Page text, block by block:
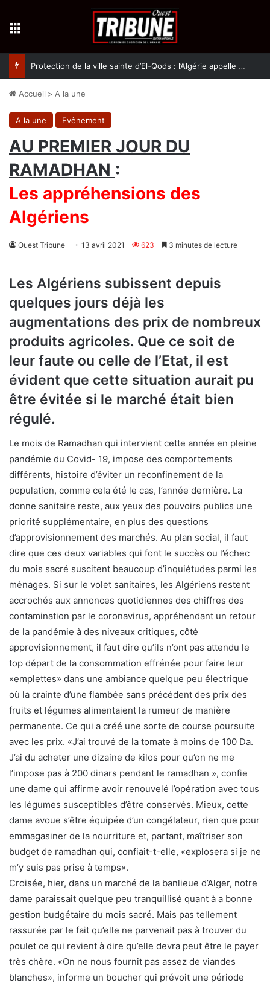
Protection de la ville sainte d’El-Qods : l’Algérie appelle à une action collective
Accueil > A la une
A la une Evênement
AU PREMIER JOUR DU
RAMADHAN :
Les appréhensions des
Algériens
Ouest Tribune 13 avril 2021 623 3 minutes de lecture
Les Algériens subissent depuis
quelques jours déjà les
augmentations des prix de nombreux
produits agricoles. Que ce soit de
leur faute ou celle de l’Etat, il est
évident que cette situation aurait pu
être évitée si le marché était bien
régulé.
Le mois de Ramadhan qui intervient cette année en pleine
pandémie du Covid- 19, impose des comportements
différents, histoire d’éviter un reconfinement de la
population, comme cela été le cas, l’année dernière. La
donne sanitaire reste, aux yeux des pouvoirs publics une
priorité supplémentaire, en plus des questions
d’approvisionnement des marchés. Au plan social, il faut
dire que ces deux variables qui font le succès ou l’échec
du mois sacré suscitent beaucoup d’inquiétudes parmi les
ménages. Si sur le volet sanitaires, les Algériens restent
accrochés aux annonces quotidiennes des chiffres des
contamination par le coronavirus, appréhendant un retour
de la pandémie à des niveaux critiques, côté
approvisionnement, il faut dire qu’ils n’ont pas attendu le
top départ de la consommation effrénée pour faire leur
«emplettes» dans une ambiance quelque peu électrique
où la crainte d’une flambée sans précédent des prix des
fruits et légumes alimentaient la rumeur de manière
permanente. Ce qui a créé une sorte de course poursuite
avec les prix. «J’ai trouvé de la tomate à moins de 100 Da.
J’ai du acheter une dizaine de kilos pour qu’on ne me
l’impose pas à 200 dinars pendant le ramadhan », confie
une dame qui affirme avoir renouvelé l’opération avec tous
les légumes susceptibles d’être conservés. Mieux, cette
dame avoue s’être équipée d’un congélateur, rien que pour
emmagasiner de la nourriture et, partant, maîtriser son
budget de ramadhan qui, confiait-t-elle, «explosera si je ne
m’y suis pas prise à temps».
Croisée, hier, dans un marché de la banlieue d’Alger, notre
dame paraissait quelque peu tranquillisé quant à a bonne
gestion budgétaire du mois sacré. Mais pas tellement
rassurée par le fait qu’elle ne parvenait pas à trouver du
poulet ce qui revient à dire qu’elle devra peut être le payer
très chère. «On ne nous fournit pas assez de viandes
blanches», informe un boucher qui prévoit une période